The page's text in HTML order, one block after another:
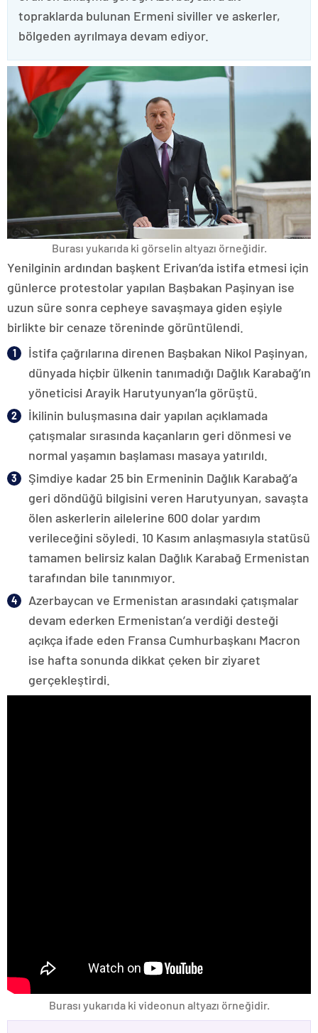
topraklarda bulunan Ermeni siviller ve askerler,
bölgeden ayrılmaya devam ediyor.
Burası yukarıda ki görselin altyazı örneğidir.
Yenilginin ardından başkent Erivan’da istifa etmesi için
günlerce protestolar yapılan Başbakan Paşinyan ise
uzun süre sonra cepheye savaşmaya giden eşiyle
birlikte bir cenaze töreninde görüntülendi.
İstifa çağrılarına direnen Başbakan Nikol Paşinyan,
dünyada hiçbir ülkenin tanımadığı Dağlık Karabağ’ın
yöneticisi Arayik Harutyunyan’la görüştü.
İkilinin buluşmasına dair yapılan açıklamada
çatışmalar sırasında kaçanların geri dönmesi ve
normal yaşamın başlaması masaya yatırıldı.
Şimdiye kadar 25 bin Ermeninin Dağlık Karabağ’a
geri döndüğü bilgisini veren Harutyunyan, savaşta
ölen askerlerin ailelerine 600 dolar yardım
verileceğini söyledi. 10 Kasım anlaşmasıyla statüsü
tamamen belirsiz kalan Dağlık Karabağ Ermenistan
tarafından bile tanınmıyor.
Azerbaycan ve Ermenistan arasındaki çatışmalar
devam ederken Ermenistan’a verdiği desteği
açıkça ifade eden Fransa Cumhurbaşkanı Macron
ise hafta sonunda dikkat çeken bir ziyaret
gerçekleştirdi.
Burası yukarıda ki videonun altyazı örneğidir.